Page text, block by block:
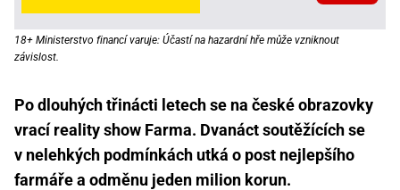
18+ Ministerstvo financí varuje: Účastí na hazardní hře může vzniknout
závislost.
Po dlouhých třinácti letech se na české obrazovky
vrací reality show Farma. Dvanáct soutěžících se
v nelehkých podmínkách utká o post nejlepšího
farmáře a odměnu jeden milion korun.